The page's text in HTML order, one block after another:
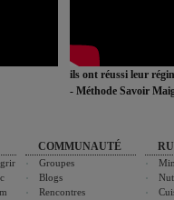
ils ont réussi leur
- Méthode Savoir
COMMUNAUTÉ
Groupes
Blogs
Rencontres